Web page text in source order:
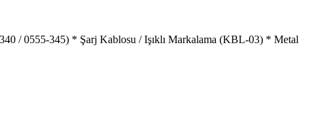
/ 0555-345) * Şarj Kablosu / Işıklı Markalama (KBL-03) * Metal